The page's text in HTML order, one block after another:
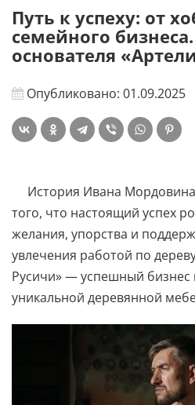
Путь к успеху: от
семейного
основателя
Опубликовано: 01.09.2025
История Ивана
того, что настоящий успех
желания, упорства и
увлечения работой по
Русичи» — успешный бизнес
уникальной деревянной